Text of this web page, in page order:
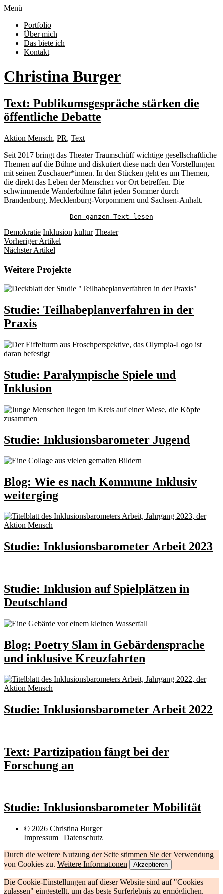
Menü
Portfolio
Über mich
Das biete ich
Kontakt
Christina Burger
Text: Publikumsgespräche stärken die
öffentliche Debatte
Aktion Mensch, PR, Text
Seit 2017 bringt das Theater Traumschüff wichtige gesellschaftliche
Themen auf die Bühne und diskutiert diese nach den Vorstellungen
mit seinen Zuschauer*innen. In den Stücken geht es um Themen,
die direkt das Leben der Menschen vor Ort betreffen. Die
schwimmende Wanderbühne fährt jeden Sommer durch
Brandenburg, Mecklenburg-Vorpommern und Sachsen-Anhalt.
Den ganzen Text lesen
Demokratie Inklusion kultur Theater
Vorheriger Artikel
Nächster Artikel
Weitere Projekte
Studie: Teilhabeplanverfahren in der
Praxis
Studie: Paralympische Spiele und
Inklusion
Studie: Inklusionsbarometer Jugend
Blog: Wie es nach Kommune Inklusiv
weiterging
Studie: Inklusionsbarometer Arbeit 2023
Studie: Inklusion auf Spielplätzen in
Deutschland
Blog: Poetry Slam in Gebärdensprache
und inklusive Kreuzfahrten
Studie: Inklusionsbarometer Arbeit 2022
Text: Partizipation fängt bei der
Forschung an
Studie: Inklusionsbarometer Mobilität
© 2026 Christina Burger
Impressum | Datenschutz
Durch die weitere Nutzung der Seite stimmen Sie der Verwendung
von Cookies zu. Weitere Informationen Akzeptieren
Die Cookie-Einstellungen auf dieser Website sind auf "Cookies
zulassen" eingestellt, um das beste Surferlebnis zu ermöglichen.